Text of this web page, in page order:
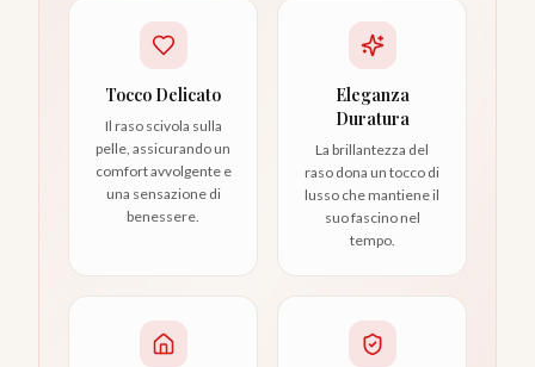
Tocco Delicato
Il raso scivola sulla
pelle, assicurando un
comfort avvolgente e
una sensazione di
benessere.
Eleganza
Duratura
La brillantezza del
raso dona un tocco di
lusso che mantiene il
suo fascino nel
tempo.